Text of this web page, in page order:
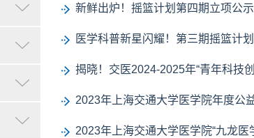
新鲜出炉！摇篮计划第四期立项公示
医学科普新星闪耀！第三期摇篮计
揭晓！交医2024-2025年“青年科技
2023年上海交通大学医学院年度公
2023年上海交通大学医学院“九龙